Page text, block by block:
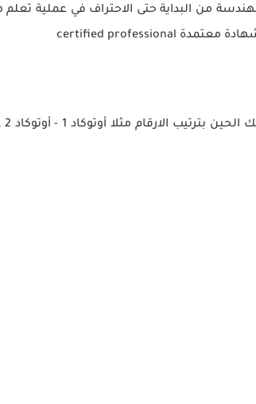
من البداية حتى الاحتراف في عملية تعلم
فى